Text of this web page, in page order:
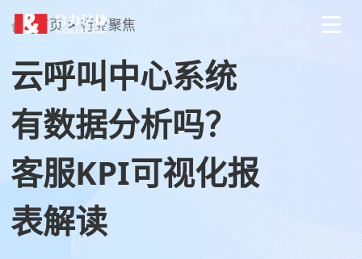
首页 > 行业聚焦
云呼叫中心系统
有数据分析吗？
客服KPI可视化报
表解读